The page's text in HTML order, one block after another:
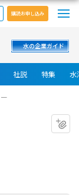
購読お申し込み
水の企業ガイド
社説 特集 水